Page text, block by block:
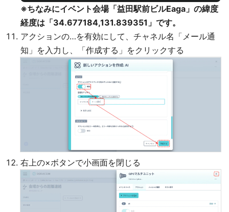
※ちなみにイベント会場「益田駅前ビルEaga」の緯度
経度は「34.677184,131.839351」です。
アクションの…を有効にして、チャネル名「メール通
知」を入力し、「作成する」をクリックする
右上の×ボタンで小画面を閉じる